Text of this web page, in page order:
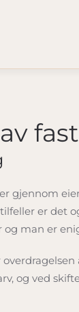
gjennom
er det
og man er
og ved